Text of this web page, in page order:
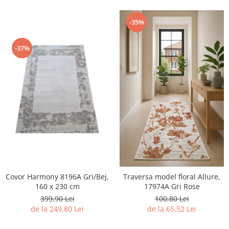
-37%
Covor Harmony 8196A Gri/Bej,
160 x 230 cm
399,90 Lei
de la 249,80 Lei
-35%
Traversa model floral Allure,
17974A Gri Rose
100,80 Lei
de la 65,52 Lei